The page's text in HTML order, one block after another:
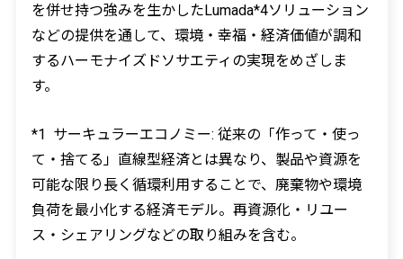
を併せ持つ強みを生かしたLumada*4ソリューション
などの提供を通して、環境・幸福・経済価値が調和
するハーモナイズドソサエティの実現をめざしま
す。
*1 サーキュラーエコノミー: 従来の「作って・使っ
て・捨てる」直線型経済とは異なり、製品や資源を
可能な限り長く循環利用することで、廃棄物や環境
負荷を最小化する経済モデル。再資源化・リユー
ス・シェアリングなどの取り組みを含む。